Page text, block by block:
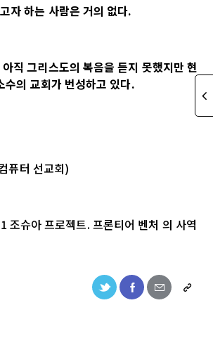
자 하는 사람은 거의 없다.
직 그리스도의 복음을 듣지 못했지만 현
수의 교회가 번성하고 있다.
퓨터 선교회)
조슈아프로젝트. 프론티어 벤처 의 사역